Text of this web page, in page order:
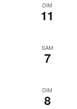
DIM
11
SAM
7
DIM
8